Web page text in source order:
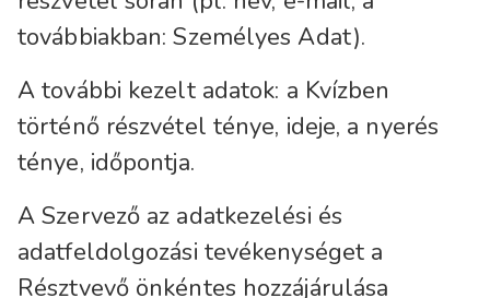
továbbiakban: Személyes Adat).
A további kezelt adatok: a Kvízben
történő részvétel ténye, ideje, a nyerés
ténye, időpontja.
A Szervező az adatkezelési és
adatfeldolgozási tevékenységet a
Résztvevő önkéntes hozzájárulása